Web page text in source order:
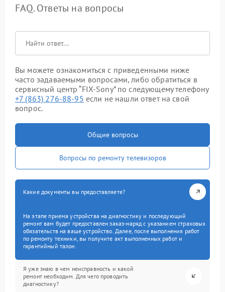
FAQ. Ответы на вопросы
Вы можете ознакомиться с приведенными ниже
часто задаваемыми вопросами, либо обратиться в
сервисный центр “FIX-Sony” по следующему телефону
+7 (863) 276-88-95 если не нашли ответ на свой
вопрос.
Общие вопросы
Вопросы по ремонту телевизоров
Какие документы вы предоставляете?
На этапе приема устройства на диагностику и последующий
ремонт вам будет предоставлен заказ-наряд с указанием страховых
обязательств на ваше устройство. Далее, после выполнения работ
по ремонту техники, вы получите акт выполненных работ и
гарантийный талон.
Я уже знаю в чем неисправность и какой
ремонт необходим. Для чего проводить
диагностику?